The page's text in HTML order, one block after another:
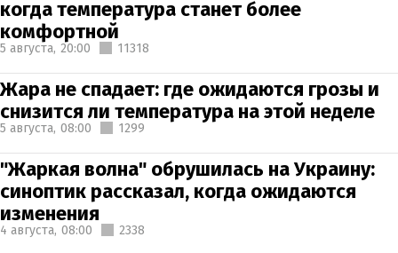
когда температура станет более
комфортной
5 августа, 20:00 11318
Жара не спадает: где ожидаются грозы и
снизится ли температура на этой неделе
5 августа, 08:00 1299
"Жаркая волна" обрушилась на Украину:
синоптик рассказал, когда ожидаются
изменения
4 августа, 08:00 2338